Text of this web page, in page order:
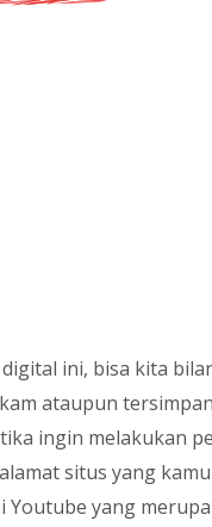
digital ini, bisa kita
ataupun
ingin melakukan
situs yang
Youtube yang